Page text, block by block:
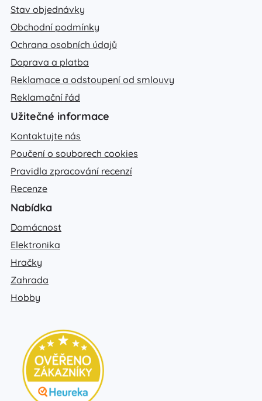
Stav objednávky
Obchodní podmínky
Ochrana osobních údajů
Doprava a platba
Reklamace a odstoupení od smlouvy
Reklamační řád
Užitečné informace
Kontaktujte nás
Poučení o souborech cookies
Pravidla zpracování recenzí
Recenze
Nabídka
Domácnost
Elektronika
Hračky
Zahrada
Hobby